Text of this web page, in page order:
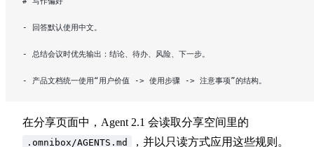
- 回答默认使用中文。
- 总结会议时优先输出：结论、待办、风险、下一步。
- 产品文档统一使用“用户价值 -> 使用步骤 -> 注意事项”的结构。
在分享页面中，Agent 2.1 会读取分享空间里的
.omnibox/AGENTS.md ，并以只读方式应用这些规则。